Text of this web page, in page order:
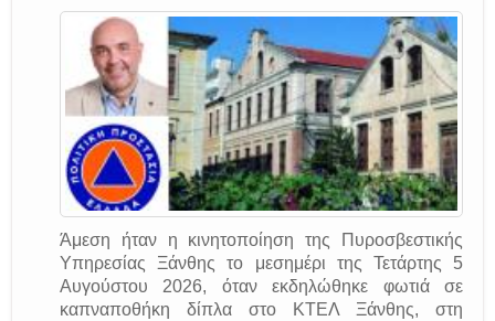
Άμεση ήταν η κινητοποίηση της Πυροσβεστικής
Υπηρεσίας Ξάνθης το μεσημέρι της Τετάρτης 5
Αυγούστου 2026, όταν εκδηλώθηκε φωτιά σε
καπναποθήκη δίπλα στο ΚΤΕΛ Ξάνθης, στη